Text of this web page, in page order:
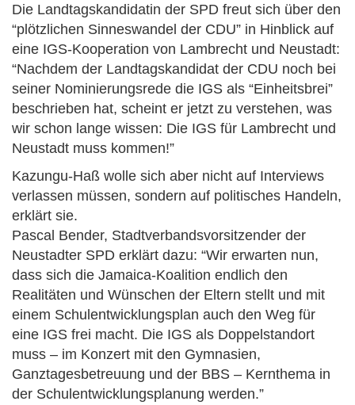
Die Landtagskandidatin der SPD freut sich über den
“plötzlichen Sinneswandel der CDU” in Hinblick auf
eine IGS-Kooperation von Lambrecht und Neustadt:
“Nachdem der Landtagskandidat der CDU noch bei
seiner Nominierungsrede die IGS als “Einheitsbrei”
beschrieben hat, scheint er jetzt zu verstehen, was
wir schon lange wissen: Die IGS für Lambrecht und
Neustadt muss kommen!”
Kazungu-Haß wolle sich aber nicht auf Interviews
verlassen müssen, sondern auf politisches Handeln,
erklärt sie.
Pascal Bender, Stadtverbandsvorsitzender der
Neustadter SPD erklärt dazu: “Wir erwarten nun,
dass sich die Jamaica-Koalition endlich den
Realitäten und Wünschen der Eltern stellt und mit
einem Schulentwicklungsplan auch den Weg für
eine IGS frei macht. Die IGS als Doppelstandort
muss – im Konzert mit den Gymnasien,
Ganztagesbetreuung und der BBS – Kernthema in
der Schulentwicklungsplanung werden.”